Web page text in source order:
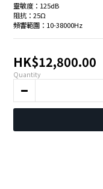
靈敏度：125dB
阻抗：25Ω
頻響範圍：10-38000Hz
HK$12,800.00
Quantity